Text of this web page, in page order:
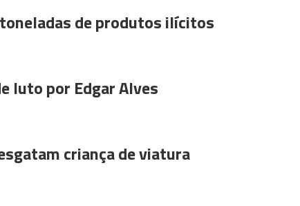
de produtos ilícitos
luto por Edgar Alves
criança de viatura